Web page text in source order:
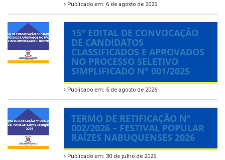
Publicado em: 6 de agosto de 2026
15° EDITAL DE CONVOCAÇÃO
DE CANDIDATOS
CLASSIFICADOS E APROVADOS
NO PROCESSO SELETIVO
SIMPLIFICADO N° 001/2025
Publicado em: 5 de agosto de 2026
TERMO DE RETIFICAÇÃO Nº
002/2026 – FESTIVAL POPULAR
RAÍZES NABUQUENSES 2026
Publicado em: 30 de julho de 2026